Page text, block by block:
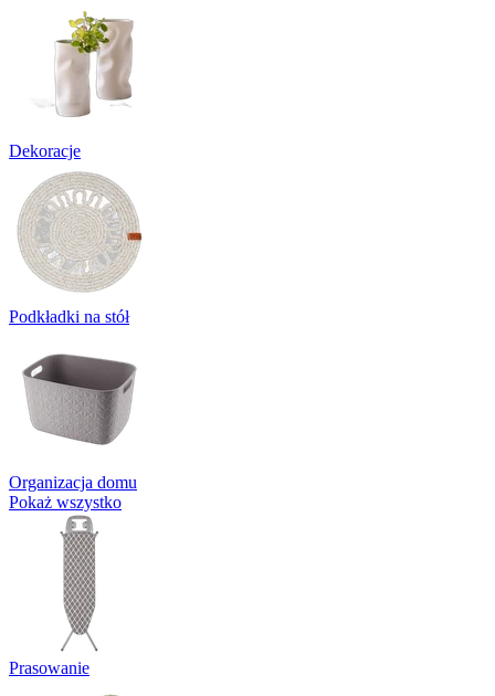
Dekoracje
Podkładki na stół
Organizacja domu
Pokaż wszystko
Prasowanie